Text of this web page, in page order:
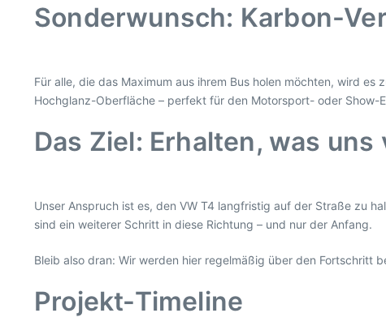
Sonderwunsch: Karbon-
Für alle, die das Maximum aus ihrem Bus holen möchten, wird es
Hochglanz-Oberfläche – perfekt für den Motorsport- oder Show-
Das Ziel: Erhalten, was
Unser Anspruch ist es, den VW T4 langfristig auf der Straße zu
sind ein weiterer Schritt in diese Richtung – und nur der Anfang.
Bleib also dran: Wir werden hier regelmäßig über den Fortschritt
Projekt-Timeline